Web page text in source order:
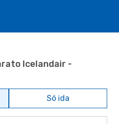
Icelandair -
Só ida